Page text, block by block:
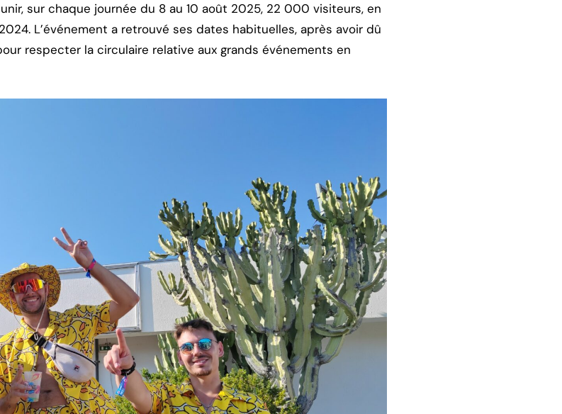
sur chaque journée du 8 au 10 août 2025, 22 000 visiteurs, en
L’événement a retrouvé ses dates habituelles, après avoir dû
respecter la circulaire relative aux grands événements en